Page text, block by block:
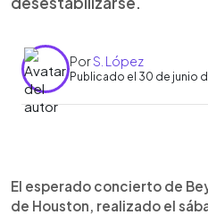
PorS. López
Publicado el 30 de junio
Escuchar artículo
El esperado concierto de
de Houston, realizado el